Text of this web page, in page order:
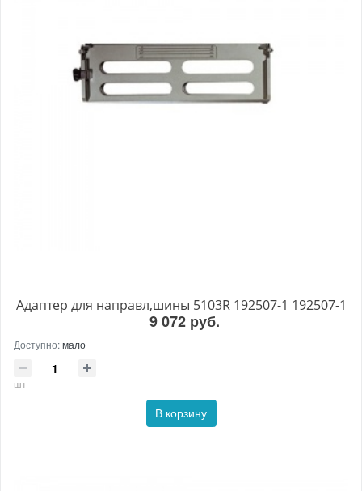
Адаптер для направл,шины 5103R 192507-1 192507-1
9 072 руб.
Доступно:мало
шт
В корзину